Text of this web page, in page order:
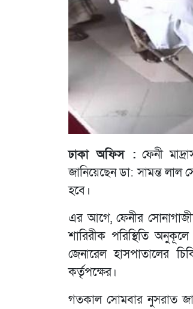
ঢাকা অফিস : ফেনী
জানিয়েছেন ডা: সামন্ত লাল
হবে।
এর আগে, ফেনীর
শারিরীক পরিস্থিতি
জেনারেল হাসপাতালের
কর্তৃপক্ষের।
গতকাল সোমবার নুসরাত